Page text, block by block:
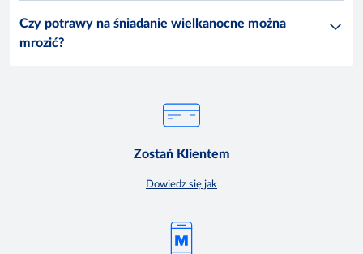
Czy potrawy na śniadanie wielkanocne można
mrozić?
Zostań Klientem
Dowiedz się jak